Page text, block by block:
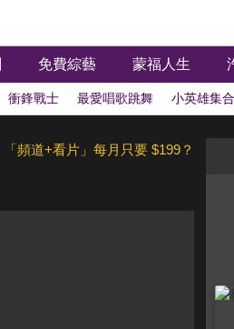
免費綜藝 蒙福人生
衝鋒戰士 最愛唱歌跳舞 小英雄集合
「頻道+看片」每月只要 $199？